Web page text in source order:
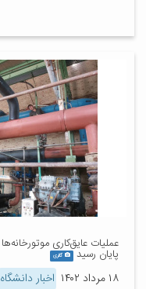
پایان رسید گالری
۱۸ مرداد ۱۴۰۲ اخبار دانشگاه